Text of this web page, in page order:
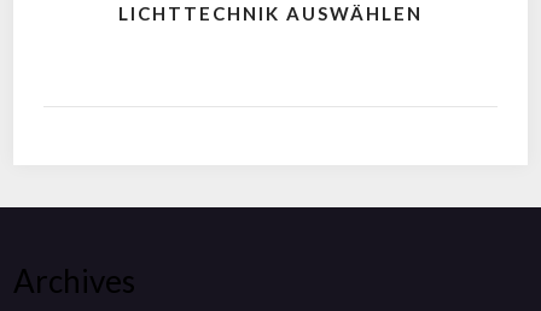
LICHTTECHNIK AUSWÄHLEN
Archives